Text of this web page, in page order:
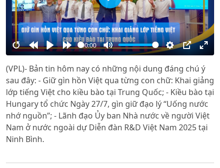
RestartRewind
10s
PlayForward
10s
00:00
Mute Settings
PIP
Play
(VPL)- Bản tin hôm nay có những nội dung đáng chú ý
sau đây: - Giữ gìn hồn Việt qua từng con chữ: Khai giảng
lớp tiếng Việt cho kiều bào tại Trung Quốc; - Kiều bào tại
Hungary tổ chức Ngày 27/7, gìn giữ đạo lý “Uống nước
nhớ nguồn”; - Lãnh đạo Ủy ban Nhà nước về người Việt
Nam ở nước ngoài dự Diễn đàn R&D Việt Nam 2025 tại
Ninh Bình.